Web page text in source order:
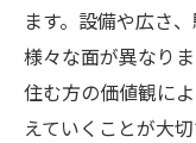
ます。設備や広さ
様々な面が異なり
住む方の価値観に
えていくことが大